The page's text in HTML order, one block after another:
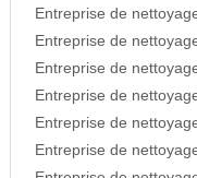
Entreprise de
Entreprise de
Entreprise de
Entreprise de
Entreprise de
Entreprise de